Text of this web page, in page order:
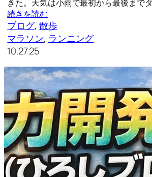
きた。天気は小雨で最初から最後まで
続きを読む
ブログ, 散歩
マラソン, ランニング
10.27.25